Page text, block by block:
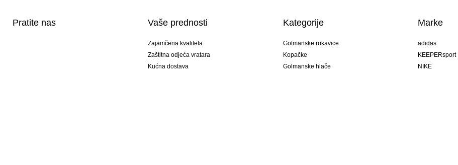
Pratite nas Vaše prednosti
Zajamčena kvaliteta
Zaštitna odjeća vratara
Kućna dostava
Kategorije
Golmanske rukavice
Kopačke
Golmanske hlače
Marke
adidas
KEEPERsport
NIKE